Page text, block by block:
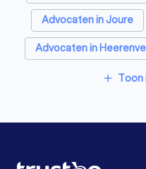
Advocaten in Joure
Advocaten in
Advocaten in Amsterdam
Advocaten in Groningen
add Toon